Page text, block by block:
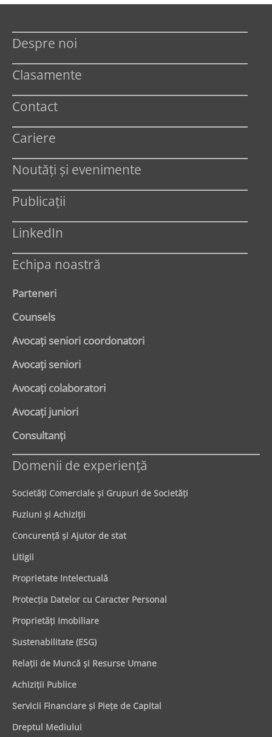
Despre noi
Clasamente
Contact
Cariere
Noutăți și evenimente
Publicații
LinkedIn
Echipa noastră
Parteneri
Counsels
Avocaţi seniori coordonatori
Avocaţi seniori
Avocaţi colaboratori
Avocaţi juniori
Consultanți
Domenii de experienţă
Societăţi Comerciale şi Grupuri de Societăţi
Fuziuni şi Achiziţii
Concurenţă şi Ajutor de stat
Litigii
Proprietate Intelectuală
Protecţia Datelor cu Caracter Personal
Proprietăţi Imobiliare
Sustenabilitate (ESG)
Relaţii de Muncă şi Resurse Umane
Achiziţii Publice
Servicii Financiare şi Pieţe de Capital
Dreptul Mediului